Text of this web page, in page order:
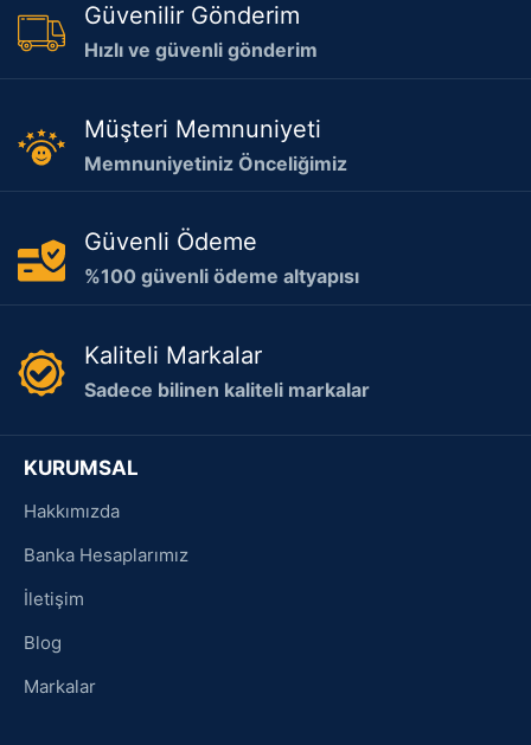
Güvenilir Gönderim
Hızlı ve güvenli gönderim
Müşteri Memnuniyeti
Memnuniyetiniz Önceliğimiz
Güvenli Ödeme
%100 güvenli ödeme altyapısı
Kaliteli Markalar
Sadece bilinen kaliteli markalar
KURUMSAL
Hakkımızda
Banka Hesaplarımız
İletişim
Blog
Markalar